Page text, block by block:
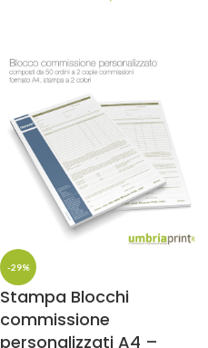
-29%
Stampa Blocchi
commissione
personalizzati A4 –